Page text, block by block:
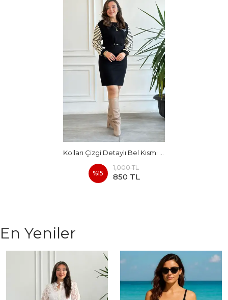
%15
1,000 TL
850 TL
En Yeniler